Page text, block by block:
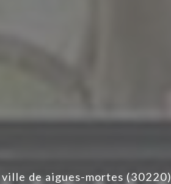
ville de aigues-mortes (30220)